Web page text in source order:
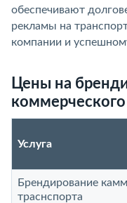
обеспечивают
рекламы на
компании и
Цены на
Услуга
Брендирование
траснспорта